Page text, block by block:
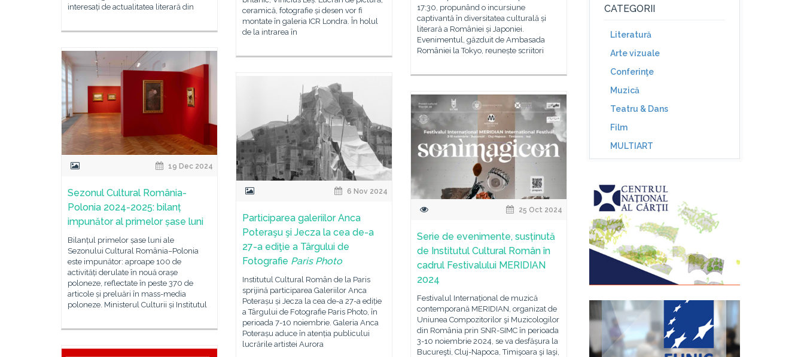
interesați de actualitatea literară din
ceramică, fotografie și desen vor fi
montate în galeria ICR Londra. În holul
de la intrarea în
17:30, propunând o incursiune
captivantă în diversitatea culturală și
literară a României și Japoniei.
Evenimentul, găzduit de Ambasada
României la Tokyo, reunește scriitori
19 Dec 2024
Sezonul Cultural România-
Polonia 2024-2025: bilanț
impunător al primelor șase luni
Bilanțul primelor șase luni ale
Sezonului Cultural România–Polonia
este impunător: aproape 100 de
activități derulate în nouă orașe
poloneze, reflectate în peste 370 de
articole și preluări în mass-media
poloneze. Ministerul Culturii și Institutul
6 Nov 2024
Participarea galeriilor Anca
Poteraşu şi Jecza la cea de-a
27-a ediţie a Târgului de
Fotografie Paris Photo
Institutul Cultural Român de la Paris
sprijină participarea Galeriilor Anca
Poterașu și Jecza la cea de-a 27-a ediție
a Târgului de Fotografie Paris Photo, în
perioada 7-10 noiembrie. Galeria Anca
Poterașu aduce în atenția publicului
lucrările artistei Aurora
25 Oct 2024
Serie de evenimente, susținută
de Institutul Cultural Român în
cadrul Festivalului MERIDIAN
2024
Festivalul Internațional de muzică
contemporană MERIDIAN, organizat de
Uniunea Compozitorilor şi Muzicologilor
din România prin SNR-SIMC în perioada
3-10 noiembrie 2024, se va desfășura la
Bucureşti, Cluj-Napoca, Timişoara şi Iaşi,
CATEGORII
Literatură
Arte vizuale
Conferinţe
Muzică
Teatru & Dans
Film
MULTIART